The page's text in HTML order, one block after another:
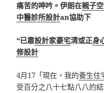
痛苦的呻吟。伊朗在親子
中醫診所設計an協助下
“已肅設計家豪宅清或正身
修設計
4月17「現在，我的養生住
受百分之八十七點八八的